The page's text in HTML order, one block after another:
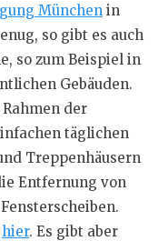
München in
so gibt es auch
so zum Beispiel in
Gebäuden.
der
täglichen
Treppenhäusern
Entfernung von
hier. Es gibt aber